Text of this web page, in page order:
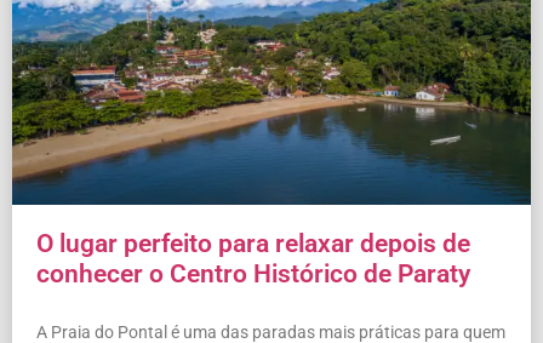
O lugar perfeito para relaxar depois de
conhecer o Centro Histórico de Paraty
A Praia do Pontal é uma das paradas mais práticas para quem